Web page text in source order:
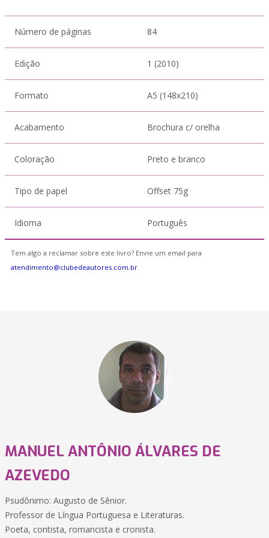
Número de páginas 84
Edição 1 (2010)
Formato A5 (148x210)
Acabamento Brochura c/ orelha
Coloração Preto e branco
Tipo de papel Offset 75g
Idioma Português
Tem algo a reclamar sobre este livro? Envie um email para
atendimento@clubedeautores.com.br
MANUEL ANTÔNIO ÁLVARES DE
AZEVEDO
Psudônimo: Augusto de Sênior.
Professor de Língua Portuguesa e Literaturas.
Poeta, contista, romancista e cronista.